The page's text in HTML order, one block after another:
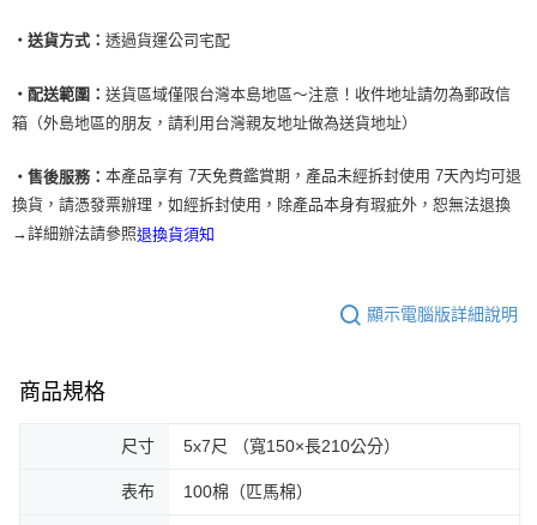
‧送貨方式： 透過貨運公司宅配
‧配送範圍： 送貨區域僅限台灣本島地區～注意！收件地址請勿為郵政信
箱（外島地區的朋友，請利用台灣親友地址做為送貨地址）
‧售後服務： 本產品享有 7天免費鑑賞期，產品未經拆封使用 7天內均可退
換貨，請憑發票辦理，如經拆封使用，除產品本身有瑕疵外，恕無法退換
→詳細辦法請參照退換貨須知
顯示電腦版詳細說明
商品規格
尺寸 5x7尺 （寬150×長210公分）
表布 100棉（匹馬棉）